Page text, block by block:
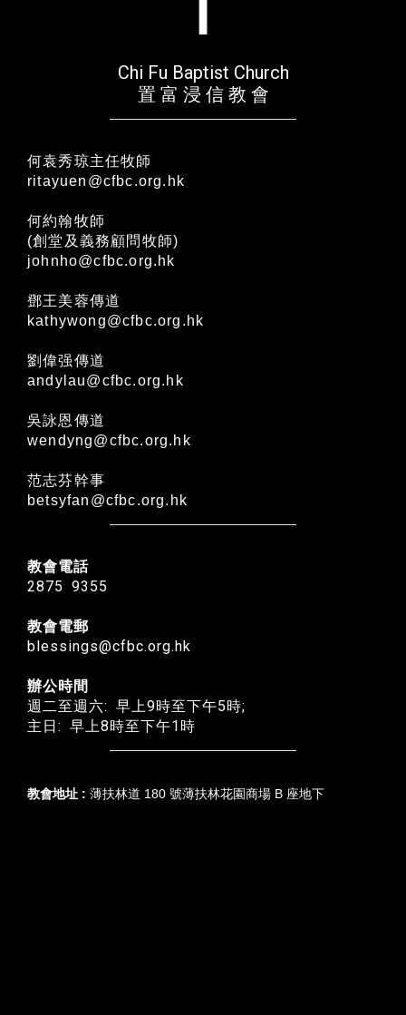
Chi Fu Baptist Church
置 富 浸 信 教 會
何袁秀琼主任牧師
ritayuen@cfbc.org.hk
何約翰牧師
(創堂及義務顧問牧師)
johnho@cfbc.org.hk
鄧王美蓉傳道
kathywong@cfbc.org.hk
劉偉强傳道
andylau@cfbc.org.hk
吳詠恩傳道
wendyng@cfbc.org.hk
范志芬幹事
betsyfan@cfbc.org.hk
教會電話
2875 9355
教會電郵
blessings@cfbc.org.hk
辦公時間
週二至週六: 早上9時至下午5時;
主日: 早上8時至下午1時
教會地址 : 薄扶林道 180 號薄扶林花園商場 B 座地下